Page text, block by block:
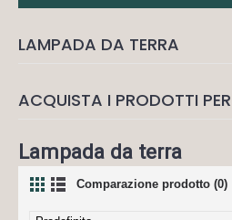
LAMPADA DA TERRA
ACQUISTA I PRODOTTI
Lampada da terra
Comparazione prodotto (0)